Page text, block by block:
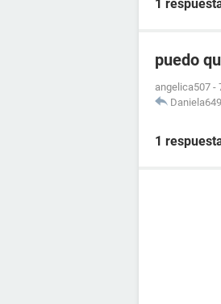
1
puedo
angelica507 -
1